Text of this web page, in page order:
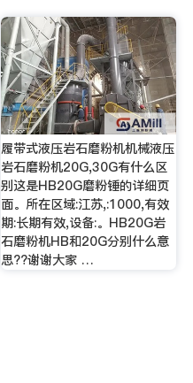
履带式液压岩石磨粉机机械液压
岩石磨粉机20G,30G有什么区
别这是HB20G磨粉锤的详细页
面。所在区域:江苏,:1000,有效
期:长期有效,设备:。HB20G岩
石磨粉机HB和20G分别什么意
思??谢谢大家 …